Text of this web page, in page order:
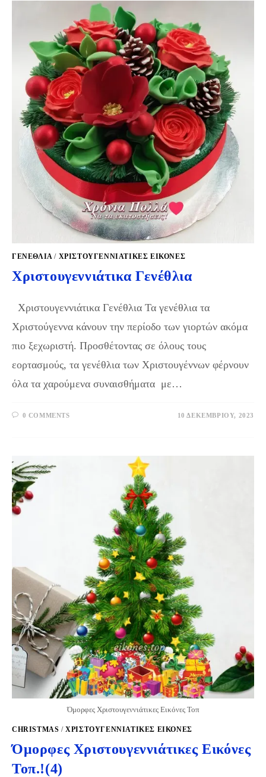
ΓΕΝΕΘΛΙΑ/ ΧΡΙΣΤΟΥΓΕΝΝΙΆΤΙΚΕΣ ΕΙΚΌΝΕΣ
Χριστουγεννιάτικα Γενέθλια
Χριστουγεννιάτικα Γενέθλια Τα γενέθλια τα
Χριστούγεννα κάνουν την περίοδο των γιορτών ακόμα
πιο ξεχωριστή. Προσθέτοντας σε όλους τους
εορτασμούς, τα γενέθλια των Χριστουγέννων φέρνουν
όλα τα χαρούμενα συναισθήματα με…
0 COMMENTS 10 ΔΕΚΕΜΒΡΊΟΥ, 2023
Όμορφες Χριστουγεννιάτικες Εικόνες Τοπ
CHRISTMAS /ΧΡΙΣΤΟΥΓΕΝΝΙΆΤΙΚΕΣ ΕΙΚΌΝΕΣ
Όμορφες Χριστουγεννιάτικες Eικόνες
Τοπ.!(4)